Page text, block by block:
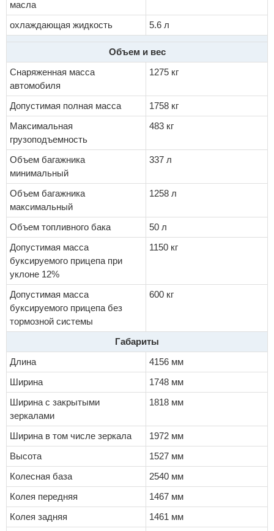
масла
охлаждающая жидкость
5.6 л
Объем и вес
Снаряженная масса
автомобиля
1275 кг
Допустимая полная масса
1758 кг
Максимальная
грузоподъемность
483 кг
Объем багажника
минимальный
337 л
Объем багажника
максимальный
1258 л
Объем топливного бака
50 л
Допустимая масса
буксируемого прицепа при
уклоне 12%
1150 кг
Допустимая масса
буксируемого прицепа без
тормозной системы
600 кг
Габариты
Длина
4156 мм
Ширина
1748 мм
Ширина с закрытыми
зеркалами
1818 мм
Ширина в том числе зеркала
1972 мм
Высота
1527 мм
Колесная база
2540 мм
Колея передняя
1467 мм
Колея задняя
1461 мм